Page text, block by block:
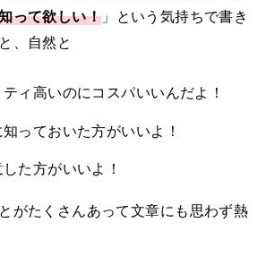
って欲しい！ 」という気持ちで書き
、自然と
ィ高いのにコスパいいんだよ！
っておいた方がいいよ！
た方がいいよ！
がたくさんあって文章にも思わず熱